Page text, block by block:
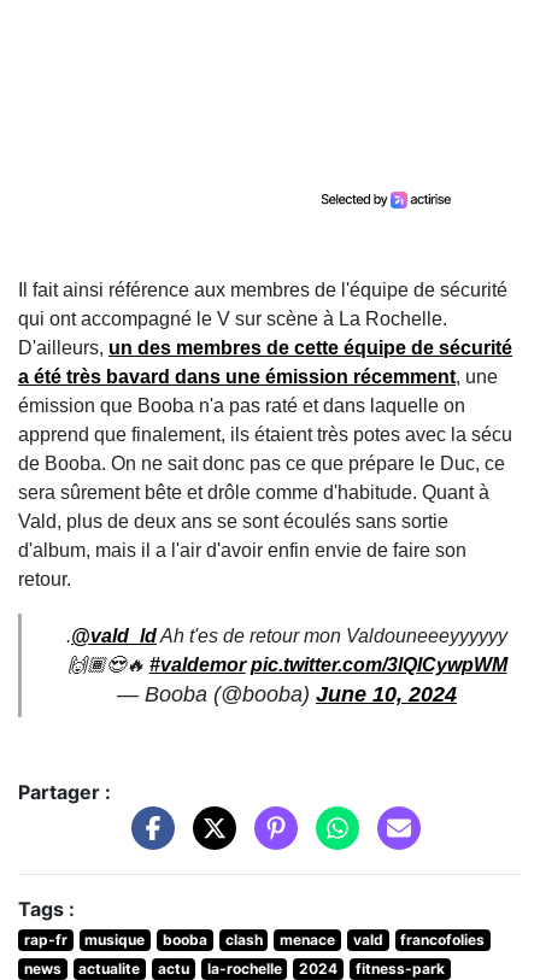
Il fait ainsi référence aux membres de l'équipe de sécurité
qui ont accompagné le V sur scène à La Rochelle.
D'ailleurs, un des membres de cette équipe de sécurité
a été très bavard dans une émission récemment, une
émission que Booba n'a pas raté et dans laquelle on
apprend que finalement, ils étaient très potes avec la sécu
de Booba. On ne sait donc pas ce que prépare le Duc, ce
sera sûrement bête et drôle comme d'habitude. Quant à
Vald, plus de deux ans se sont écoulés sans sortie
d'album, mais il a l'air d'avoir enfin envie de faire son
retour.
.@vald_ldAh t'es de retour mon Valdouneeeyyyyyy
🙌🏾😍🔥 #valdemor pic.twitter.com/3lQlCywpWM
— Booba (@booba) June 10, 2024
Partager :
Tags :
rap-fr musique booba clash menace vald
francofolies
news
actualite actu la-rochelle 2024 fitness-park